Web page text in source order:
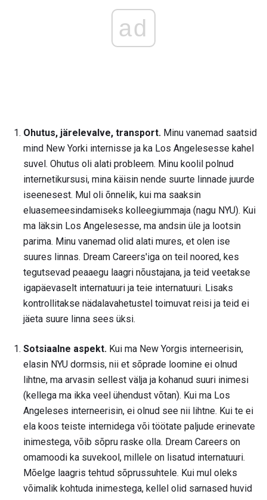
ad
Ohutus, järelevalve, transport. Minu vanemad saatsid
mind New Yorki internisse ja ka Los Angelesesse kahel
suvel. Ohutus oli alati probleem. Minu koolil polnud
internetikursusi, mina käisin nende suurte linnade juurde
iseenesest. Mul oli õnnelik, kui ma saaksin
eluasemeesindamiseks kolleegiummaja (nagu NYU). Kui
ma läksin Los Angelesesse, ma andsin üle ja lootsin
parima. Minu vanemad olid alati mures, et olen ise
suures linnas. Dream Careers'iga on teil noored, kes
tegutsevad peaaegu laagri nõustajana, ja teid veetakse
igapäevaselt internatuuri ja teie internatuuri. Lisaks
kontrollitakse nädalavahetustel toimuvat reisi ja teid ei
jäeta suure linna sees üksi.
Sotsiaalne aspekt. Kui ma New Yorgis interneerisin,
elasin NYU dormsis, nii et sõprade loomine ei olnud
lihtne, ma arvasin sellest välja ja kohanud suuri inimesi
(kellega ma ikka veel ühendust võtan). Kui ma Los
Angeleses interneerisin, ei olnud see nii lihtne. Kui te ei
ela koos teiste internidega või töötate paljude erinevate
inimestega, võib sõpru raske olla. Dream Careers on
omamoodi ka suvekool, millele on lisatud internatuuri.
Mõelge laagris tehtud sõprussuhtele. Kui mul oleks
võimalik kohtuda inimestega, kellel olid sarnased huvid